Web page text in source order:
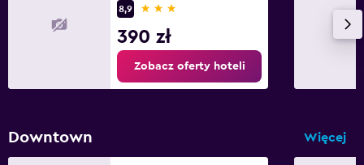
8,9
3 gwiazdki
390 zł
Zobacz oferty hoteli
Downtown Więcej